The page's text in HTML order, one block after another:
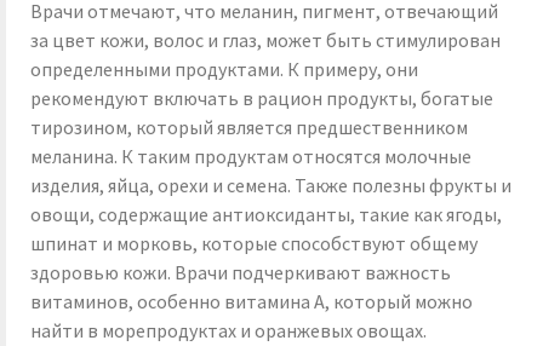
Врачи отмечают, что меланин, пигмент, отвечающий
за цвет кожи, волос и глаз, может быть стимулирован
определенными продуктами. К примеру, они
рекомендуют включать в рацион продукты, богатые
тирозином, который является предшественником
меланина. К таким продуктам относятся молочные
изделия, яйца, орехи и семена. Также полезны фрукты и
овощи, содержащие антиоксиданты, такие как ягоды,
шпинат и морковь, которые способствуют общему
здоровью кожи. Врачи подчеркивают важность
витаминов, особенно витамина А, который можно
найти в морепродуктах и оранжевых овощах.